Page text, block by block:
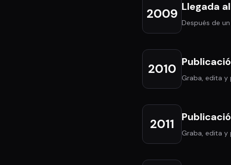
2009 Llegada
Después de
2010
Graba, edita y
2011
Graba, edita y